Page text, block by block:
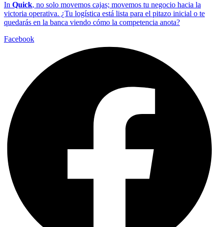
In Quick, no solo movemos cajas; movemos tu negocio hacia la
victoria operativa. ¿Tu logística está lista para el pitazo inicial o te
quedarás en la banca viendo cómo la competencia anota?
Facebook